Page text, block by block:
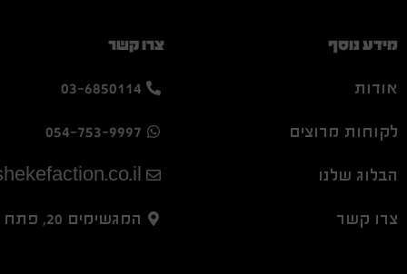
מידע נוסף
אודות
לקוחות מרוצים
הבלוג שלנו
צרו קשר
צרו קשר
03-6850114
054-753-9997
המגשימים 20, פתח תקווה